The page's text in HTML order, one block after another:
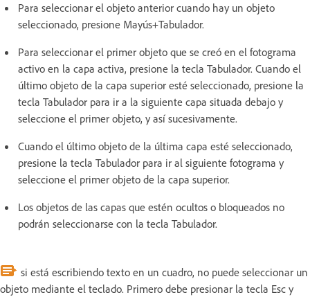
Para seleccionar el objeto anterior cuando hay un objeto
seleccionado, presione Mayús+Tabulador.
Para seleccionar el primer objeto que se creó en el fotograma
activo en la capa activa, presione la tecla Tabulador. Cuando el
último objeto de la capa superior esté seleccionado, presione la
tecla Tabulador para ir a la siguiente capa situada debajo y
seleccione el primer objeto, y así sucesivamente.
Cuando el último objeto de la última capa esté seleccionado,
presione la tecla Tabulador para ir al siguiente fotograma y
seleccione el primer objeto de la capa superior.
Los objetos de las capas que estén ocultos o bloqueados no
podrán seleccionarse con la tecla Tabulador.
si está escribiendo texto en un cuadro, no puede seleccionar un
objeto mediante el teclado. Primero debe presionar la tecla Esc y